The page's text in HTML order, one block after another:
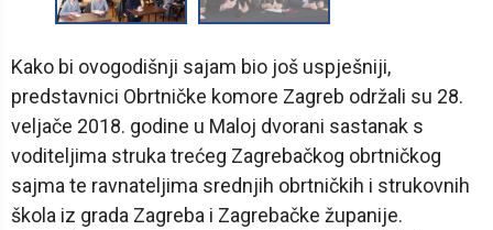
Kako bi ovogodišnji sajam bio još uspješniji,
predstavnici Obrtničke komore Zagreb održali su 28.
veljače 2018. godine u Maloj dvorani sastanak s
voditeljima struka trećeg Zagrebačkog obrtničkog
sajma te ravnateljima srednjih obrtničkih i strukovnih
škola iz grada Zagreba i Zagrebačke županije.